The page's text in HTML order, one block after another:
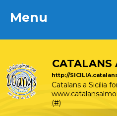
Menu
CATALANS
http://
Catalans a Sicilia
(#)
Menu